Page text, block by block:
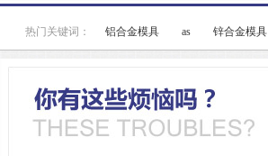
热门关键词： 铝合金模具 as 锌合金模具